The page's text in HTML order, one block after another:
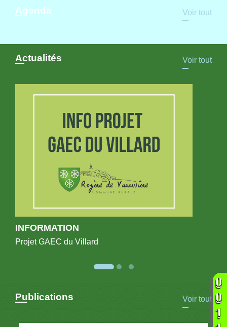
Agenda Voir tout
Actualités Voir tout
INFORMATION
Projet GAEC du Villard
Publications Voir tout